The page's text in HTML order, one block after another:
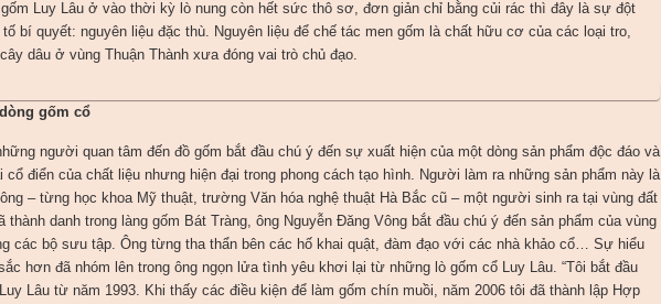
Luy Lâu ở vào thời kỳ lò nung còn hết sức thô sơ, đơn giản chỉ bằng củi rác thì đây là sự đột
bí quyết: nguyên liệu đặc thù. Nguyên liệu để chế tác men gốm là chất hữu cơ của các loại tro,
dâu ở vùng Thuận Thành xưa đóng vai trò chủ đạo.
gốm cổ
người quan tâm đến đồ gốm bắt đầu chú ý đến sự xuất hiện của một dòng sản phẩm độc đáo và
cổ điển của chất liệu nhưng hiện đại trong phong cách tạo hình. Người làm ra những sản phẩm này là
– từng học khoa Mỹ thuật, trường Văn hóa nghệ thuật Hà Bắc cũ – một người sinh ra tại vùng đất
thành danh trong làng gốm Bát Tràng, ông Nguyễn Đăng Vông bắt đầu chú ý đến sản phẩm của vùng
các bộ sưu tập. Ông từng tha thẩn bên các hố khai quật, đàm đạo với các nhà khảo cổ… Sự hiểu
hơn đã nhóm lên trong ông ngọn lửa tình yêu khơi lại từ những lò gốm cổ Luy Lâu. “Tôi bắt đầu
Lâu từ năm 1993. Khi thấy các điều kiện để làm gốm chín muồi, năm 2006 tôi đã thành lập Hợp